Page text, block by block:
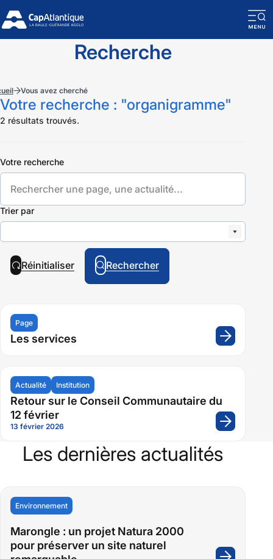
Recherche
Vous avez cherché
Votre recherche : "organigramme"
2 résultats trouvés.
Votre
recherche
Votre recherche
Trier
par
Trier par
Rechercher
Réinitialiser
Les services
Page
Retour sur le Conseil Communautaire du
12 février
Actualité Institution
13 février 2026
Les dernières actualités
Marongle : un projet Natura 2000
pour préserver un site naturel
Environnement